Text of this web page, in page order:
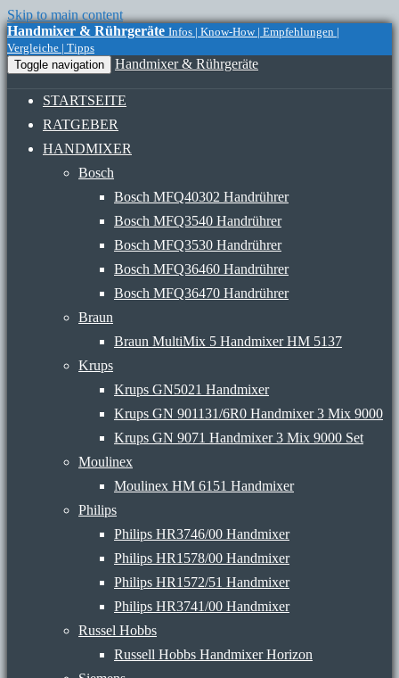
Skip to main content
Handmixer & Rührgeräte Infos | Know-How | Empfehlungen |
Vergleiche | Tipps
Toggle navigation
Handmixer & Rührgeräte
STARTSEITE
RATGEBER
HANDMIXER
Bosch
Bosch MFQ40302 Handrührer
Bosch MFQ3540 Handrührer
Bosch MFQ3530 Handrührer
Bosch MFQ36460 Handrührer
Bosch MFQ36470 Handrührer
Braun
Braun MultiMix 5 Handmixer HM 5137
Krups
Krups GN5021 Handmixer
Krups GN 901131/6R0 Handmixer 3 Mix 9000
Krups GN 9071 Handmixer 3 Mix 9000 Set
Moulinex
Moulinex HM 6151 Handmixer
Philips
Philips HR3746/00 Handmixer
Philips HR1578/00 Handmixer
Philips HR1572/51 Handmixer
Philips HR3741/00 Handmixer
Russel Hobbs
Russell Hobbs Handmixer Horizon